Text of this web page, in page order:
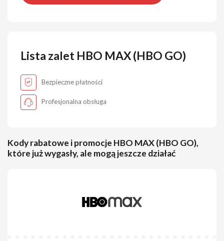
Lista zalet HBO MAX (HBO GO)
Bezpieczne płatności
Profesjonalna obsługa
Kody rabatowe i promocje HBO MAX (HBO GO),
które już wygasły, ale mogą jeszcze działać